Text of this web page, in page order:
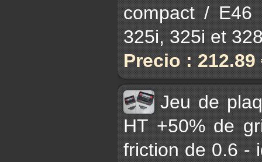
compact / E46
325i, 325i et
Precio : 212.89
Jeu de
HT +50% de
friction de 0.6 -